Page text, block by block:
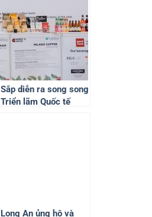
Sắp diễn ra song song
Triển lãm Quốc tế
Long An ủng hộ và